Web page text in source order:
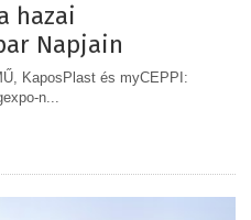
hazai
Napjain
KaposPlast és myCEPPI:
n...